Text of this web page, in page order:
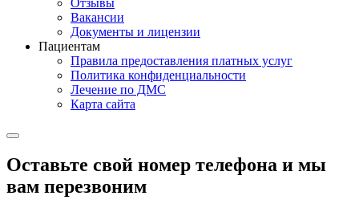
Вакансии
Документы и лицензии
Пациентам
Правила предоставления платных услуг
Политика конфиденциальности
Лечение по ДМС
Карта сайта
Оставьте свой номер телефона и мы
вам перезвоним